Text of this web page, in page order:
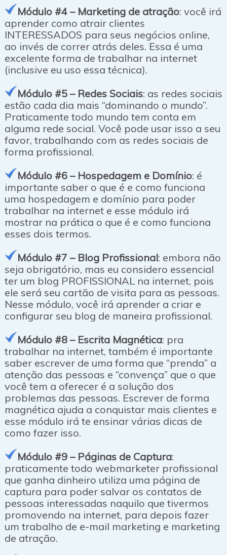
Módulo #4 – Marketing de atração: você irá
aprender como atrair clientes
INTERESSADOS para seus negócios online,
ao invés de correr atrás deles. Essa é uma
excelente forma de trabalhar na internet
(inclusive eu uso essa técnica).
Módulo #5 – Redes Sociais: as redes sociais
estão cada dia mais “dominando o mundo”.
Praticamente todo mundo tem conta em
alguma rede social. Você pode usar isso a seu
favor, trabalhando com as redes sociais de
forma profissional.
Módulo #6 – Hospedagem e Domínio: é
importante saber o que é e como funciona
uma hospedagem e domínio para poder
trabalhar na internet e esse módulo irá
mostrar na prática o que é e como funciona
esses dois termos.
Módulo #7 – Blog Profissional: embora não
seja obrigatório, mas eu considero essencial
ter um blog PROFISSIONAL na internet, pois
ele será seu cartão de visita para as pessoas.
Nesse módulo, você irá aprender a criar e
configurar seu blog de maneira profissional.
Módulo #8 – Escrita Magnética: pra
trabalhar na internet, também é importante
saber escrever de uma forma que “prenda” a
atenção das pessoas e “convença” que o que
você tem a oferecer é a solução dos
problemas das pessoas. Escrever de forma
magnética ajuda a conquistar mais clientes e
esse módulo irá te ensinar várias dicas de
como fazer isso.
Módulo #9 – Páginas de Captura:
praticamente todo webmarketer profissional
que ganha dinheiro utiliza uma página de
captura para poder salvar os contatos de
pessoas interessadas naquilo que tivermos
promovendo na internet, para depois fazer
um trabalho de e-mail marketing e marketing
de atração.